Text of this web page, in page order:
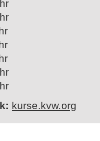
kurse.kvw.org